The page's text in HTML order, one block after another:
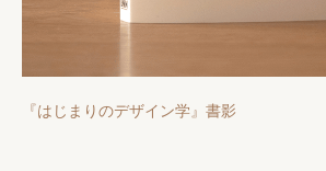
『はじまりのデザイン学』書影